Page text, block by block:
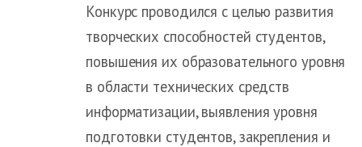
Конкурс проводился с целью развития
творческих способностей студентов,
повышения их образовательного уровня
в области технических средств
информатизации, выявления уровня
подготовки студентов, закрепления и